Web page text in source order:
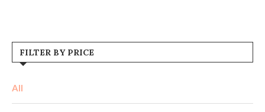
FILTER BY PRICE
All